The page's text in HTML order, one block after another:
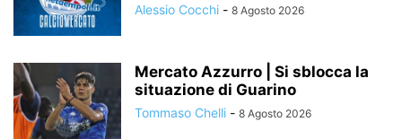
Alessio Cocchi - 8 Agosto 2026
Mercato Azzurro | Si sblocca la
situazione di Guarino
Tommaso Chelli - 8 Agosto 2026